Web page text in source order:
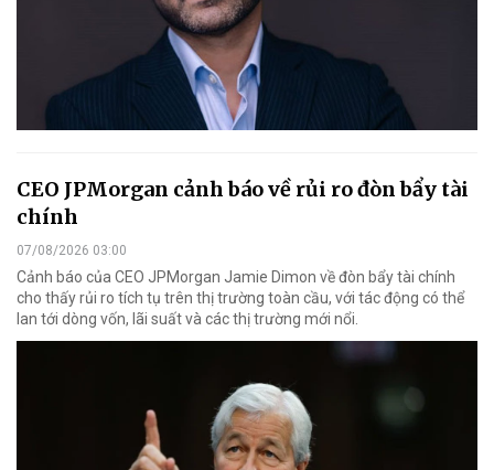
CEO JPMorgan cảnh báo về rủi ro đòn bẩy tài
chính
07/08/2026 03:00
Cảnh báo của CEO JPMorgan Jamie Dimon về đòn bẩy tài chính
cho thấy rủi ro tích tụ trên thị trường toàn cầu, với tác động có thể
lan tới dòng vốn, lãi suất và các thị trường mới nổi.